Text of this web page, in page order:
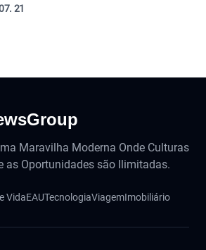
21
Maravilha Moderna Onde Culturas
as Oportunidades são Ilimitadas.
VidaEAUTecnologiaViagemImobiliário